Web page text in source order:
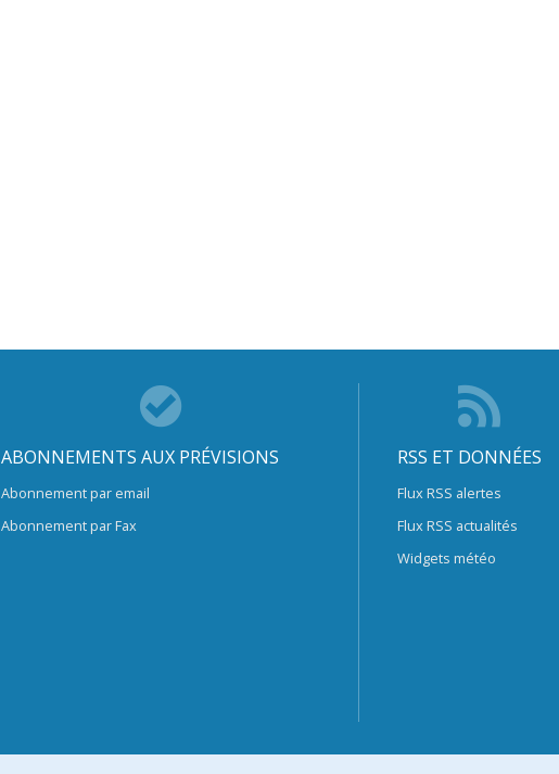
ABONNEMENTS AUX PRÉVISIONS
Abonnement par email
Abonnement par Fax
RSS ET DONNÉES
Flux RSS alertes
Flux RSS actualités
Widgets météo